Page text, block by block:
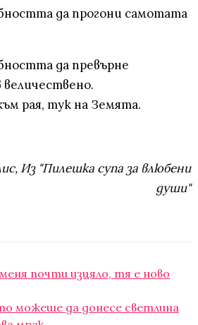
да прогони самотата
да превърне
рая, тук на Земята.
Из "Пилешка супа за влюбени
души"
почти изцяло, тя е ново
можеше да донесе светлина